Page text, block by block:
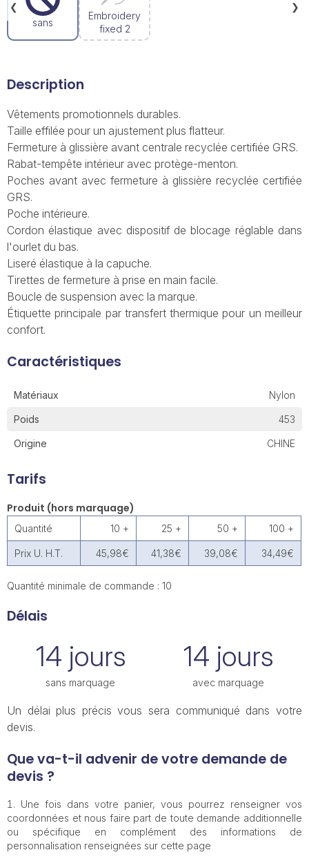
sans
Embroidery
fixed 2
❯
❮
Description
Vêtements promotionnels durables.
Taille effilée pour un ajustement plus flatteur.
Fermeture à glissière avant centrale recyclée certifiée GRS.
Rabat-tempête intérieur avec protège-menton.
Poches avant avec fermeture à glissière recyclée certifiée
GRS.
Poche intérieure.
Cordon élastique avec dispositif de blocage réglable dans
l'ourlet du bas.
Liseré élastique à la capuche.
Tirettes de fermeture à prise en main facile.
Boucle de suspension avec la marque.
Étiquette principale par transfert thermique pour un meilleur
confort.
Caractéristiques
Matériaux Nylon
Poids 453
Origine CHINE
Tarifs
Produit (hors marquage)
Quantité 10 + 25 + 50 + 100 +
Prix U. H.T. 45,98€ 41,38€ 39,08€ 34,49€
Quantité minimale de commande : 10
Délais
14 jours
sans marquage
14 jours
avec marquage
Un délai plus précis vous sera communiqué dans votre
devis.
Que va-t-il advenir de votre demande de
devis ?
Une fois dans votre panier, vous pourrez renseigner vos
coordonnées et nous faire part de toute demande additionnelle
ou spécifique en complément des informations de
personnalisation renseignées sur cette page